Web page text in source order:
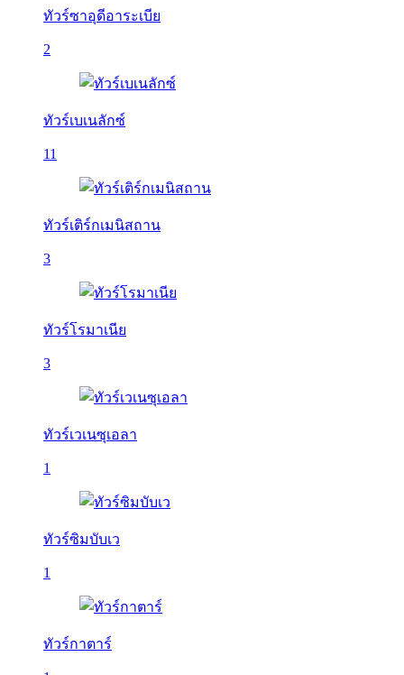
ทัวร์ซาอุดีอาระเบีย
2
ทัวร์เบเนลักซ์
11
ทัวร์เติร์กเมนิสถาน
3
ทัวร์โรมาเนีย
3
ทัวร์เวเนซุเอลา
1
ทัวร์ซิมบับเว
1
ทัวร์กาตาร์